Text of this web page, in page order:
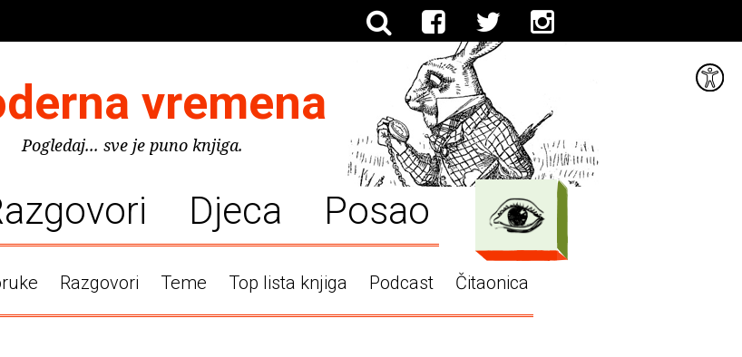
vremena
Pogledaj... sve je puno knjiga.
Djeca Posao
Razgovori Teme Top lista knjiga Podcast Čitaonica